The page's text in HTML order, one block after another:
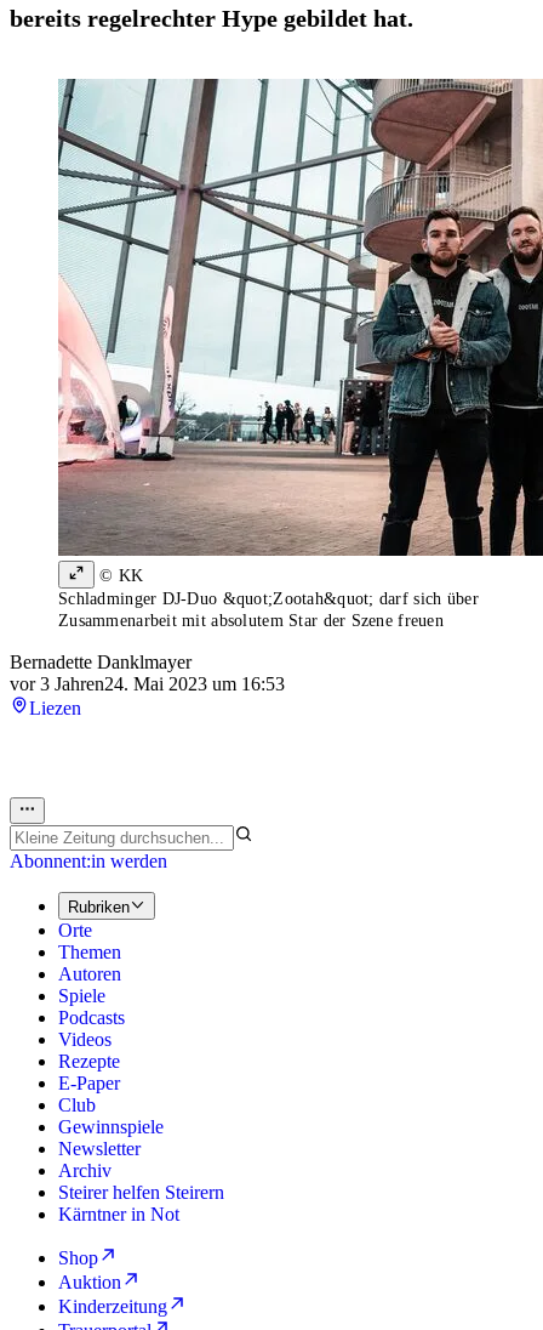
bereits regelrechter Hype gebildet hat.
© KK
Schladminger DJ-Duo &quot;Zootah&quot; darf sich über
Zusammenarbeit mit absolutem Star der Szene freuen
Bernadette Danklmayer
vor 3 Jahren24. Mai 2023 um 16:53
Liezen
Abonnent:in werden
Rubriken
Orte
Themen
Autoren
Spiele
Podcasts
Videos
Rezepte
E-Paper
Club
Gewinnspiele
Newsletter
Archiv
Steirer helfen Steirern
Kärntner in Not
Shop
Auktion
Kinderzeitung